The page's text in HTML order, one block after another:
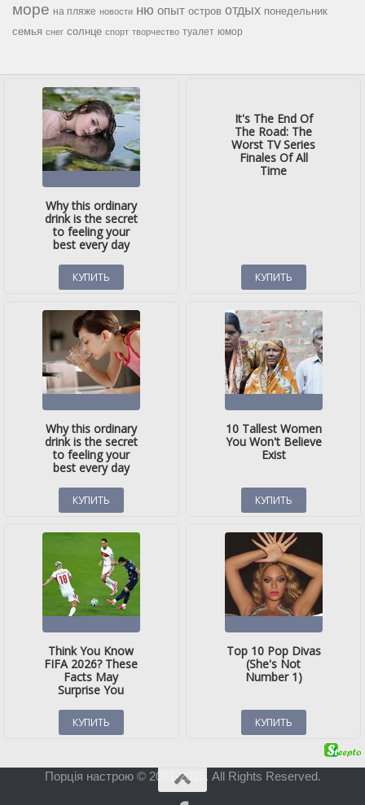
море на пляже новости ню опыт остров отдых понедельник
семья снег солнце спорт творчество туалет юмор
Порція настрою © 2001-2026. All Rights Reserved.